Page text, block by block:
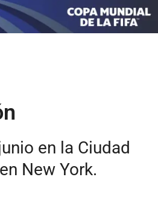
en la Ciudad
New York.